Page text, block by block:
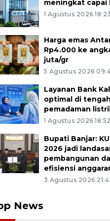
meningkat capai
1 Agustus 2026 18:23
Harga emas
Rp4.000 ke
juta/gr
5 Agustus 2026
Layanan Bank
optimal di tengah
pemadaman
1 Agustus 2026 18:52
Bupati Banjar:
2026 jadi
pembangunan
efisiensi
3 Agustus 2026
News